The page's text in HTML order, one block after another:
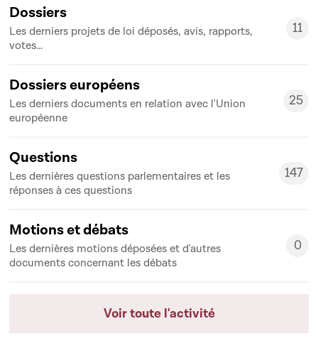
Dossiers
Les derniers projets de loi déposés, avis, rapports,
votes...
11
11
Dossiers européens
Les derniers documents en relation avec l'Union
européenne
25
25
Questions
Les dernières questions parlementaires et les
réponses à ces questions
147
147
Motions et débats
Les dernières motions déposées et d'autres
documents concernant les débats
0
0
Voir toute l'activité